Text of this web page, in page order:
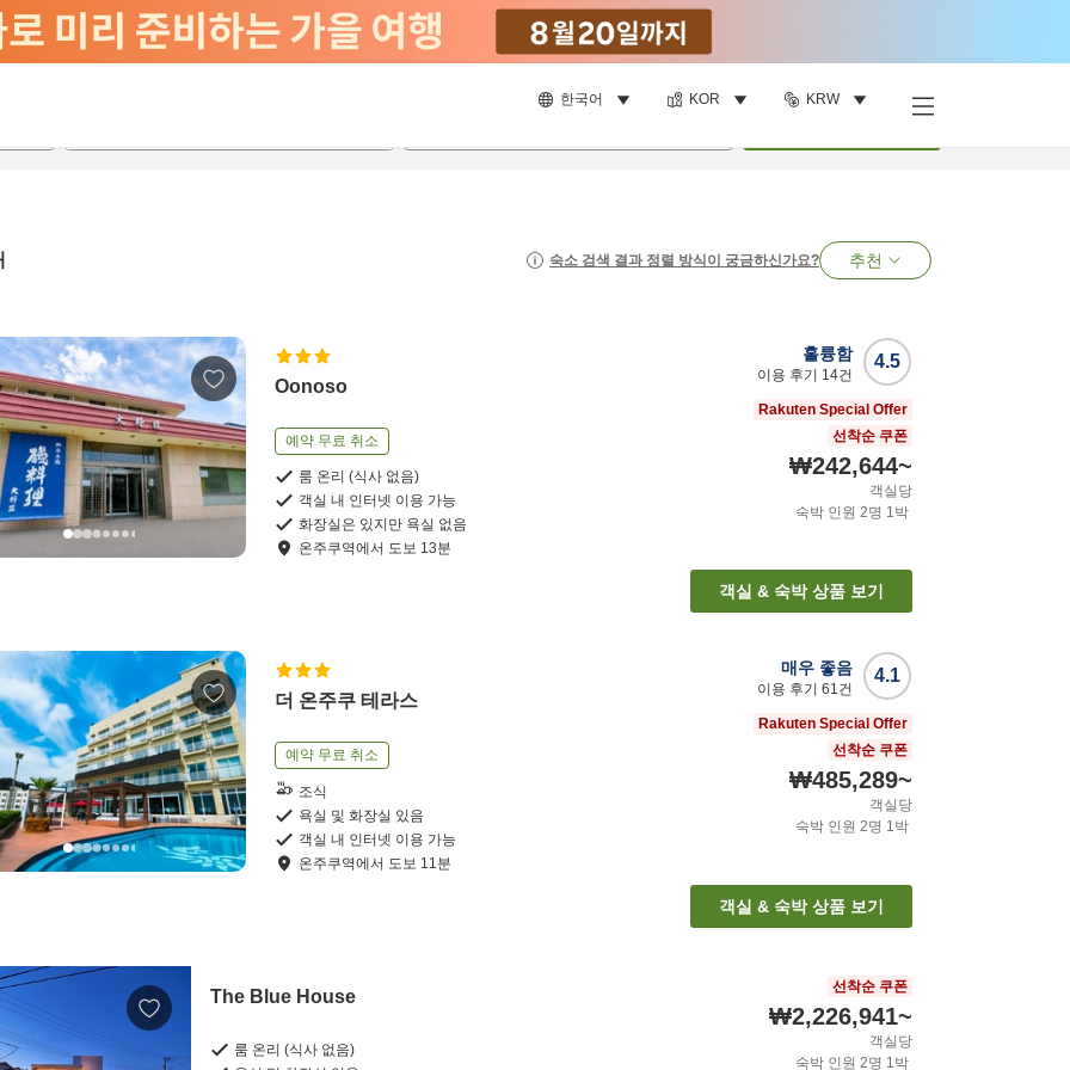
한국어 KOR KRW
숙소 검색 결과 정렬 방식이 궁금하신가요? 추천
Oonoso
예약 무료 취소
룸 온리 (식사 없음)
객실 내 인터넷 이용 가능
화장실은 있지만 욕실 없음
온주쿠역에서 도보 13분
4.5
훌륭함
이용 후기 14건
Rakuten Special Offer
선착순 쿠폰
₩242,644~
객실당
숙박 인원 2명 1박
객실 & 숙박 상품 보기
더 온주쿠 테라스
예약 무료 취소
조식
욕실 및 화장실 있음
객실 내 인터넷 이용 가능
온주쿠역에서 도보 11분
4.1
매우 좋음
이용 후기 61건
Rakuten Special Offer
선착순 쿠폰
₩485,289~
객실당
숙박 인원 2명 1박
객실 & 숙박 상품 보기
The Blue House
룸 온리 (식사 없음)
선착순 쿠폰
₩2,226,941~
객실당
숙박 인원 2명 1박